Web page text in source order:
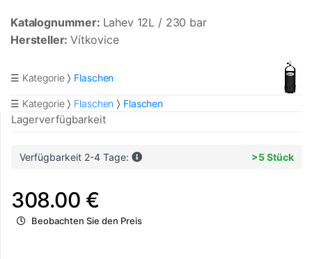
Katalognummer: Lahev 12L / 230 bar
Hersteller:Vítkovice
☰ Kategorie Flaschen
☰ Kategorie Flaschen Flaschen
Lagerverfügbarkeit
Verfügbarkeit 2-4 Tage: >5 Stück
308.00 €
Beobachten Sie den Preis